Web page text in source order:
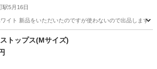
駅5月16日
イト 新品をいただいたのですが使わないので出品します。
桜木町駅 バッグ 新品
トップス(Mサイズ)